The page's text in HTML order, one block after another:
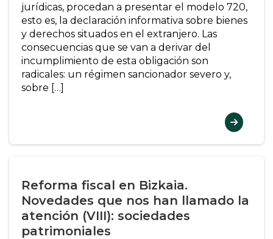
jurídicas, procedan a presentar el modelo 720,
esto es, la declaración informativa sobre bienes
y derechos situados en el extranjero. Las
consecuencias que se van a derivar del
incumplimiento de esta obligación son
radicales: un régimen sancionador severo y,
sobre […]
Reforma fiscal en Bizkaia.
Novedades que nos han llamado la
atención (VIII): sociedades
patrimoniales